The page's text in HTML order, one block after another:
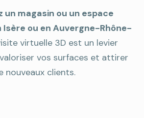
un magasin ou un espace
ou en Auvergne-Rhône-
virtuelle 3D est un levier
vos surfaces et attirer
nouveaux clients.